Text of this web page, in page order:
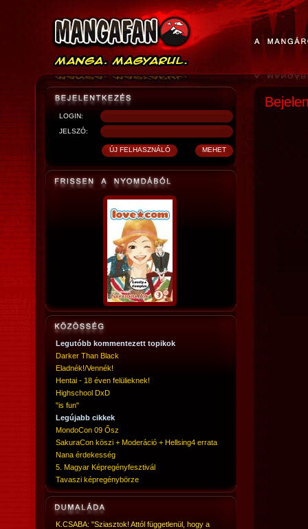
LOGIN:
JELSZÓ:
Legutóbb kommentezett topikok
Darker Than Black
Eladnék!/Vennék!
Hentai - 18 éven felülieknek!
Highschool DxD
"is fun"
Legújabb cikkek
MondoCon 09 Ősz
SakuraCon köszi + Moderáció + Hellsing4 errata
Nana érdekesség
5. Magyar Képregényfesztivál
Tavaszi képregénybörze
K.CSABA: "Sziasztok! Attól függetlenül, hogy a